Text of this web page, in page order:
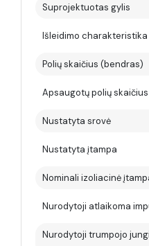
Suprojektuotas gylis
Išleidimo charakteristika
Polių skaičius (bendras)
Apsaugotų polių skaičius
Nustatyta srovė
Nustatyta įtampa
Nominali izoliacinė
Nurodytoji atlaikoma
Nurodytoji trumpojo